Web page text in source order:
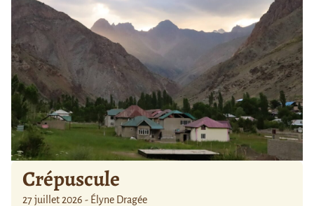
Crépuscule
27 juillet 2026 - Élyne Dragée